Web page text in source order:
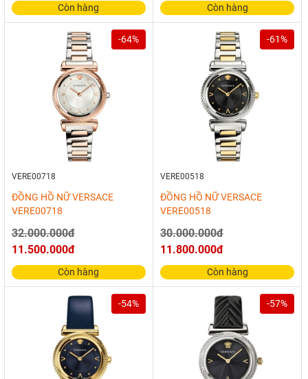
Còn hàng Còn hàng
-64%
VERE00718
ĐỒNG HỒ NỮ VERSACE
VERE00718
32.000.000đ
11.500.000đ
Còn hàng
-61%
VERE00518
ĐỒNG HỒ NỮ VERSACE
VERE00518
30.000.000đ
11.800.000đ
Còn hàng
-54% -57%